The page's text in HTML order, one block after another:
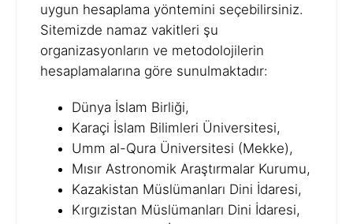
uygun hesaplama yöntemini seçebilirsiniz.
Sitemizde namaz vakitleri şu
organizasyonların ve metodolojilerin
hesaplamalarına göre sunulmaktadır:
Dünya İslam Birliği,
Karaçi İslam Bilimleri Üniversitesi,
Umm al-Qura Üniversitesi (Mekke),
Mısır Astronomik Araştırmalar Kurumu,
Kazakistan Müslümanları Dini İdaresi,
Kırgızistan Müslümanları Dini İdaresi,